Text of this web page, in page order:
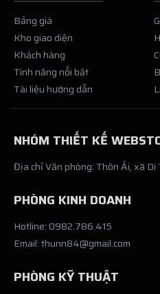
Bảng giá
Kho giao diện
Khách hàng
Tính năng nổi bật
Tài liệu hướng dẫn
NHÓM THIẾT KẾ
Địa chỉ Văn phòng: Thôn Ải, xã
PHÒNG KINH DOANH
Hotline: 0982.786.415
Email: thunn84@gmail.com
PHÒNG KỸ THUẬT